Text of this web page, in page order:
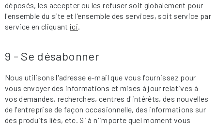
déposés, les accepter ou les refuser soit globalement pour
l'ensemble du site et l'ensemble des services, soit service par
service en cliquant ici.
9 - Se désabonner
Nous utilisons l'adresse e-mail que vous fournissez pour
vous envoyer des informations et mises à jour relatives à
vos demandes, recherches, centres d'intérêts, des nouvelles
de l'entreprise de façon occasionnelle, des informations sur
des produits liés, etc. Si à n'importe quel moment vous